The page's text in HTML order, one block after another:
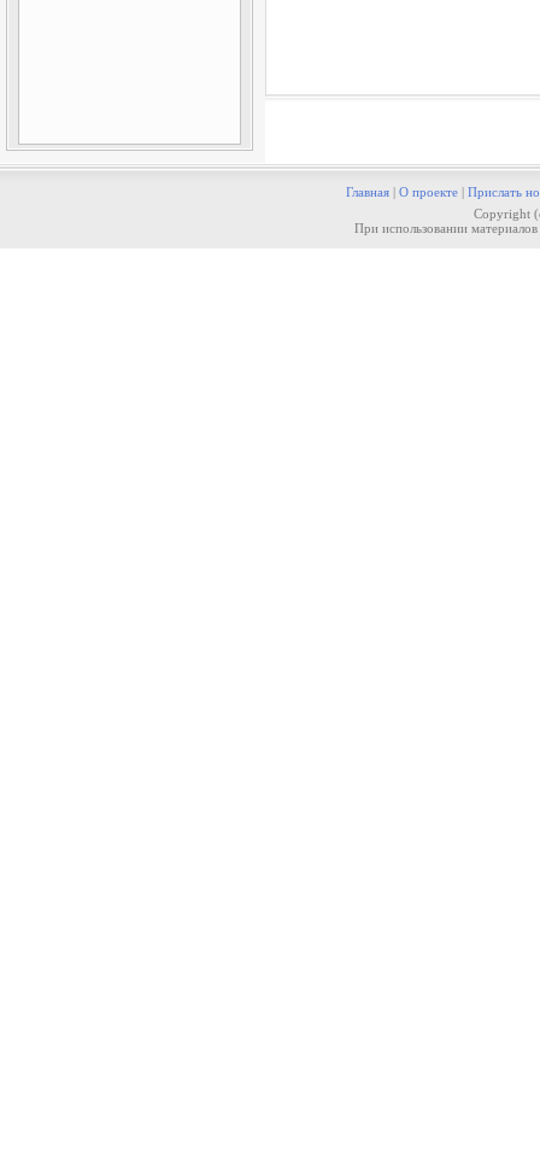
Главная| О проекте| Прислать
Copyright
При использовании